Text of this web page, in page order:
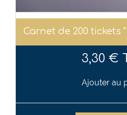
Carnet de 200 tickets
3,30 €
Ajouter au